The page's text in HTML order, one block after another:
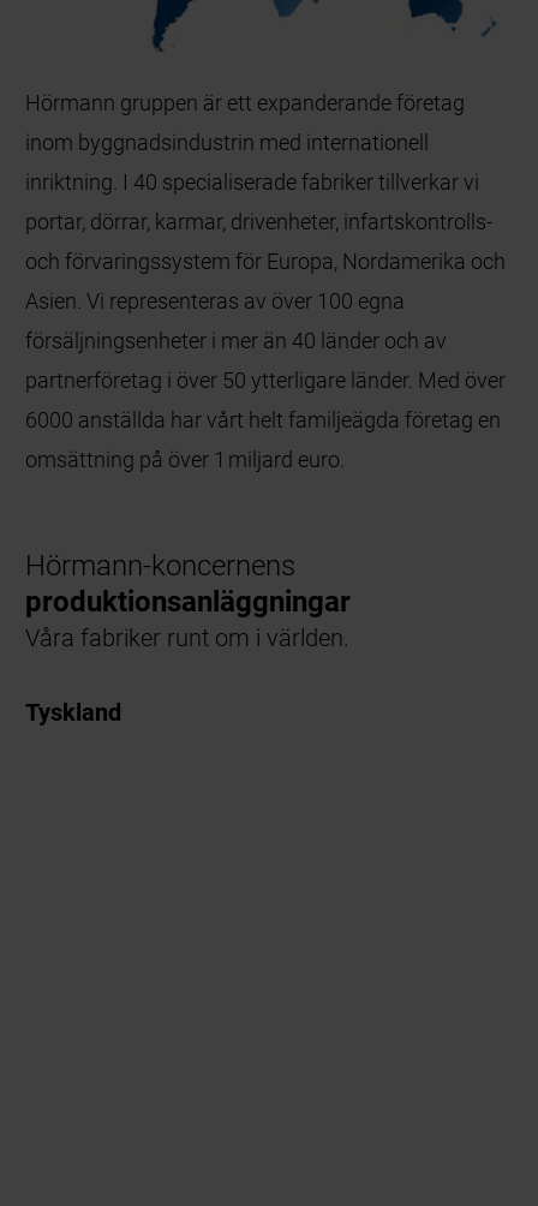
Hörmann gruppen är ett expanderande företag
inom byggnadsindustrin med internationell
inriktning. I 40 specialiserade fabriker tillverkar vi
portar, dörrar, karmar, drivenheter, infartskontrolls-
och förvaringssystem för Europa, Nordamerika och
Asien. Vi representeras av över 100 egna
försäljningsenheter i mer än 40 länder och av
partnerföretag i över 50 ytterligare länder. Med över
6000 anställda har vårt helt familjeägda företag en
omsättning på över 1 miljard euro.
Hörmann-koncernens
produktionsanläggningar
Våra fabriker runt om i världen.
Tyskland